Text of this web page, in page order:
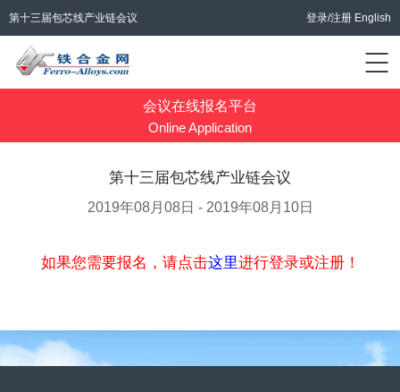
第十三届包芯线产业链会议 登录/注册 English
会议在线报名平台
Online Application
第十三届包芯线产业链会议
2019年08月08日 - 2019年08月10日
如果您需要报名，请点击这里进行登录或注册！